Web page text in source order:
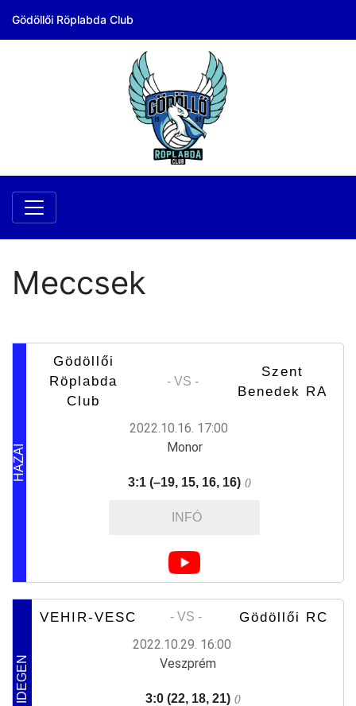
Gödöllői Röplabda Club
Meccsek
HAZAI
Gödöllői
Röplabda
Club
- VS -
Szent
Benedek RA
2022.10.16. 17:00
Monor
3:1 (–19, 15, 16, 16) ()
INFÓ
IDEGEN
VEHIR-VESC - VS -
Gödöllői RC
2022.10.29. 16:00
Veszprém
3:0 (22, 18, 21) ()